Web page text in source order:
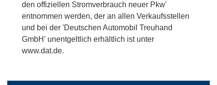
den offiziellen Stromverbrauch neuer Pkw'
entnommen werden, der an allen Verkaufsstellen
und bei der 'Deutschen Automobil Treuhand
GmbH' unentgeltlich erhältlich ist unter
www.dat.de.